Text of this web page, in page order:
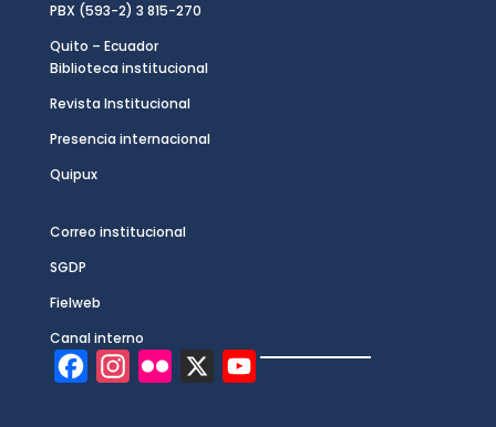
PBX (593-2) 3 815-270
Quito – Ecuador
Biblioteca institucional
Revista Institucional
Presencia internacional
Quipux
Correo institucional
SGDP
Fielweb
Canal interno
Y